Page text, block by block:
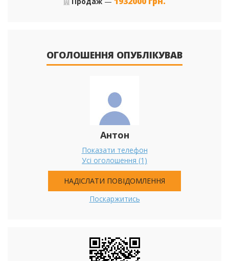
ОГОЛОШЕННЯ ОПУБЛІКУВАВ
Антон
Показати телефон
Усі оголошення (1)
НАДІСЛАТИ ПОВІДОМЛЕННЯ
Поскаржитись